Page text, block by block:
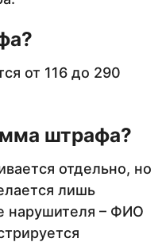
от 116 до 290
штрафа?
отдельно, но
лишь
нарушителя – ФИО